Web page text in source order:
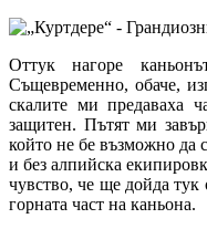
Оттук нагоре
Същевременно, обаче,
скалите ми предаваха
защитен. Пътят ми
който не бе възможно да
и без алпийска
чувство, че ще дойда тук
горната част на каньона.